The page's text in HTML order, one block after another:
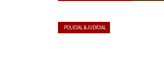
POLICIAL & JUDICIAL